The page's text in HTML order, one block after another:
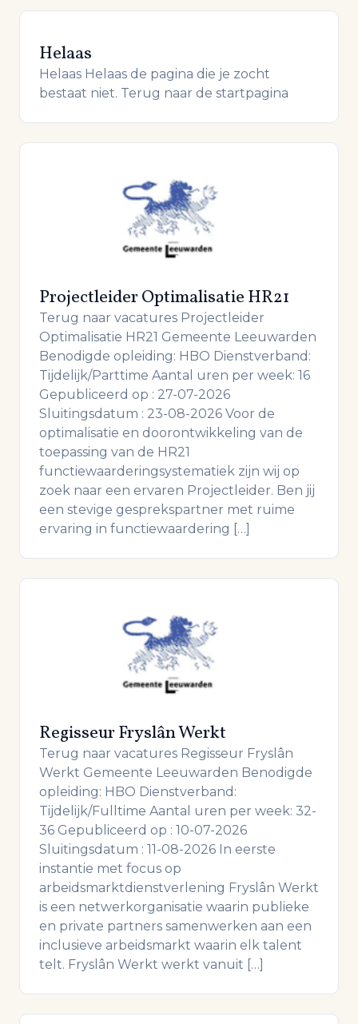
Helaas
Helaas Helaas de pagina die je zocht
bestaat niet. Terug naar de startpagina
Projectleider Optimalisatie HR21
Terug naar vacatures Projectleider
Optimalisatie HR21 Gemeente Leeuwarden
Benodigde opleiding: HBO Dienstverband:
Tijdelijk/Parttime Aantal uren per week: 16
Gepubliceerd op : 27-07-2026
Sluitingsdatum : 23-08-2026 Voor de
optimalisatie en doorontwikkeling van de
toepassing van de HR21
functiewaarderingsystematiek zijn wij op
zoek naar een ervaren Projectleider. Ben jij
een stevige gesprekspartner met ruime
ervaring in functiewaardering […]
Regisseur Fryslân Werkt
Terug naar vacatures Regisseur Fryslân
Werkt Gemeente Leeuwarden Benodigde
opleiding: HBO Dienstverband:
Tijdelijk/Fulltime Aantal uren per week: 32-
36 Gepubliceerd op : 10-07-2026
Sluitingsdatum : 11-08-2026 In eerste
instantie met focus op
arbeidsmarktdienstverlening Fryslân Werkt
is een netwerkorganisatie waarin publieke
en private partners samenwerken aan een
inclusieve arbeidsmarkt waarin elk talent
telt. Fryslân Werkt werkt vanuit […]